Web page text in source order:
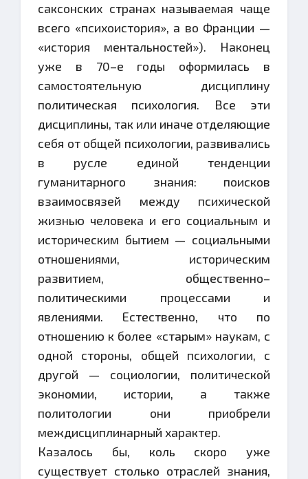
саксонских странах называемая чаще
всего «психоистория», а во Франции —
«история ментальностей»). Наконец
уже в 70–е годы оформилась в
самостоятельную дисциплину
политическая психология. Все эти
дисциплины, так или иначе отделяющие
себя от общей психологии, развивались
в русле единой тенденции
гуманитарного знания: поисков
взаимосвязей между психической
жизнью человека и его социальным и
историческим бытием — социальными
отношениями, историческим
развитием, общественно–
политическими процессами и
явлениями. Естественно, что по
отношению к более «старым» наукам, с
одной стороны, общей психологии, с
другой — социологии, политической
экономии, истории, а также
политологии они приобрели
междисциплинарный характер.
Казалось бы, коль скоро уже
существует столько отраслей знания,